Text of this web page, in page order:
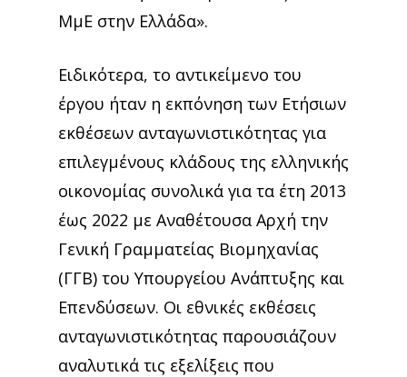
ΜμΕ στην Ελλάδα».
Ειδικότερα, το αντικείμενο του
έργου ήταν η εκπόνηση των Ετήσιων
εκθέσεων ανταγωνιστικότητας για
επιλεγμένους κλάδους της ελληνικής
οικονομίας συνολικά για τα έτη 2013
έως 2022 με Αναθέτουσα Αρχή την
Γενική Γραμματείας Βιομηχανίας
(ΓΓΒ) του Υπουργείου Ανάπτυξης και
Επενδύσεων. Οι εθνικές εκθέσεις
ανταγωνιστικότητας παρουσιάζουν
αναλυτικά τις εξελίξεις που